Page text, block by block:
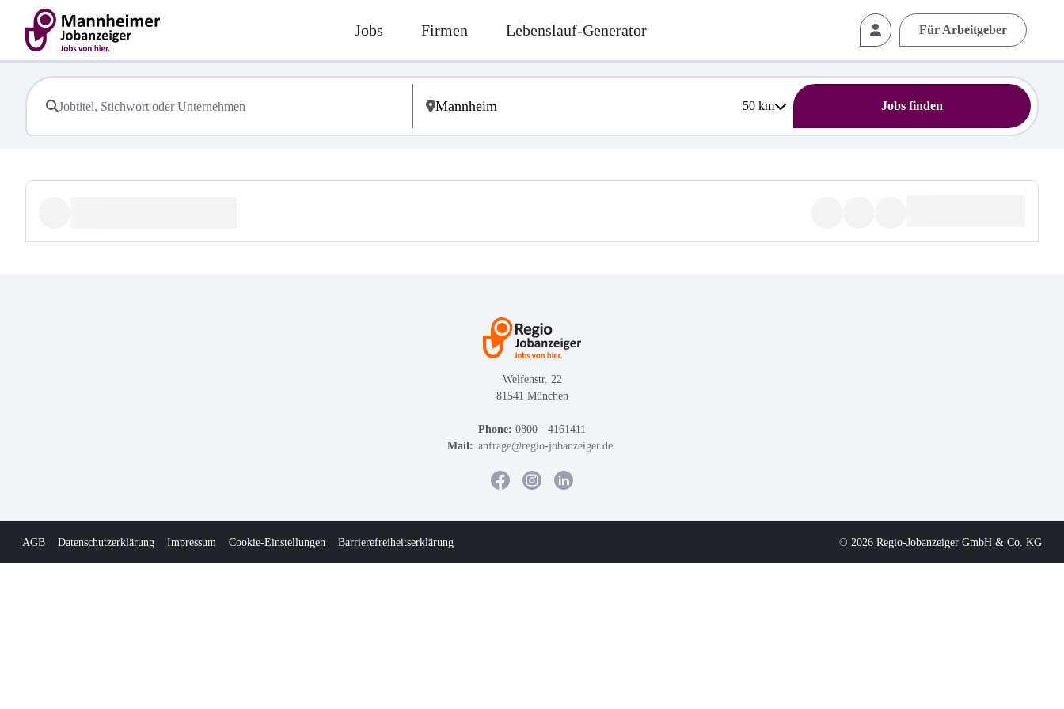
Jobs Firmen Lebenslauf-Generator Für Arbeitgeber
50km Jobs finden
Welfenstr. 22
81541 München
Phone: 0800 - 4161411
Mail: anfrage@regio-jobanzeiger.de
AGB Datenschutzerklärung Impressum Cookie-Einstellungen Barrierefreiheitserklärung © 2026 Regio-Jobanzeiger GmbH & Co. KG